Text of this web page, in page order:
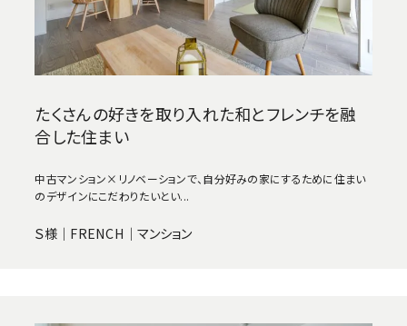
たくさんの好きを取り入れた和とフレンチを融
合した住まい
中古マンション×リノベーションで、自分好みの家にするために住まい
のデザインにこだわりたいとい...
Ｓ様｜FRENCH｜マンション